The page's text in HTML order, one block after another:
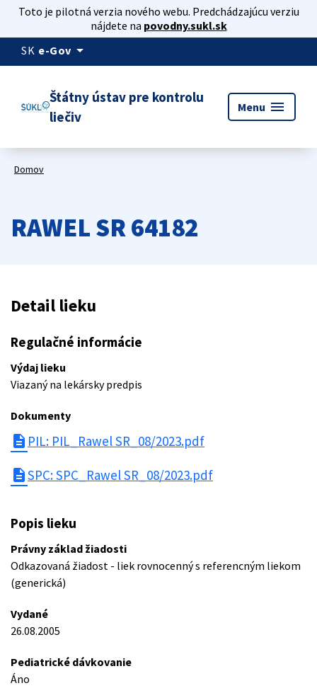
Toto je pilotná verzia nového webu. Predchádzajúcu verziu
nájdete na povodny.sukl.sk
SK e-Gov arrow_drop_down
Štátny ústav pre kontrolu
liečiv
Menu menu
Domov
RAWEL SR 64182
Detail lieku
Regulačné informácie
Výdaj lieku
Viazaný na lekársky predpis
Dokumenty
description PIL: PIL_Rawel SR_08/2023.pdf
descriptionSPC: SPC_Rawel SR_08/2023.pdf
Popis lieku
Právny základ žiadosti
Odkazovaná žiadost - liek rovnocenný s referencným liekom
(generická)
Vydané
26.08.2005
Pediatrické dávkovanie
Áno